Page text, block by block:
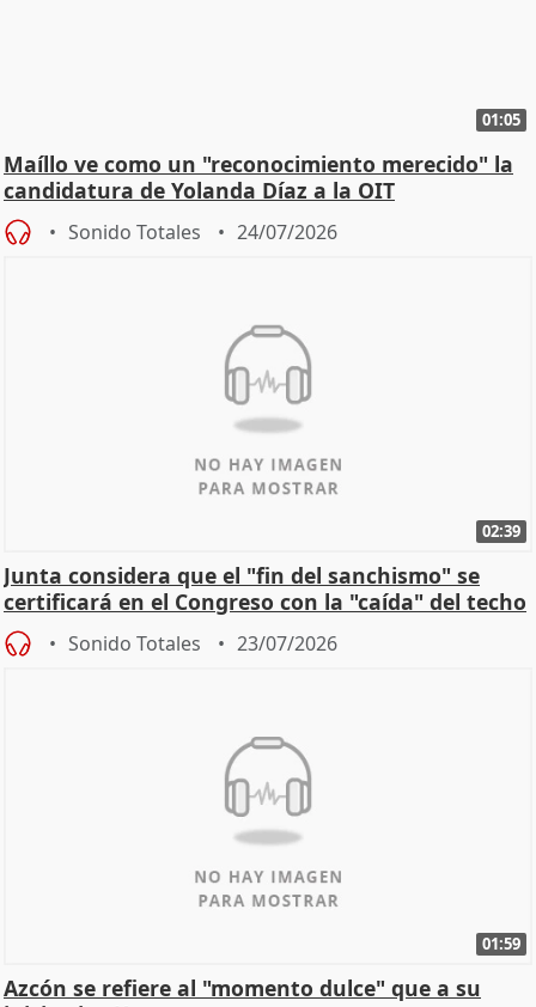
01:05
Maíllo ve como un "reconocimiento merecido" la
candidatura de Yolanda Díaz a la OIT
Sonido Totales 24/07/2026
02:39
Junta considera que el "fin del sanchismo" se
certificará en el Congreso con la "caída" del techo
de
Sonido Totales 23/07/2026
01:59
Azcón se refiere al "momento dulce" que a su